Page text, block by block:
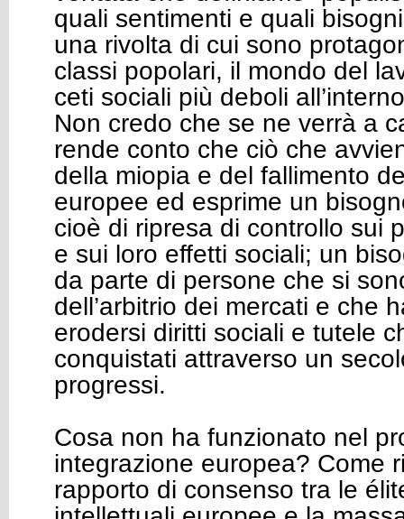
quali sentimenti e quali
una rivolta di cui sono
classi popolari, il mondo del
ceti sociali più deboli
Non credo che se ne verrà a
rende conto che ciò che
della miopia e del fallimento
europee ed esprime un
cioè di ripresa di controllo sui
e sui loro effetti sociali; un
da parte di persone che si
dell’arbitrio dei mercati e che
erodersi diritti sociali e tutele
conquistati attraverso un
progressi.
Cosa non ha funzionato nel
integrazione europea? Come
rapporto di consenso tra le